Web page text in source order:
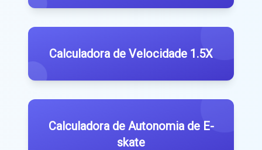
Calculadora de Velocidade 1.5X
Calculadora de Autonomia de E-
skate